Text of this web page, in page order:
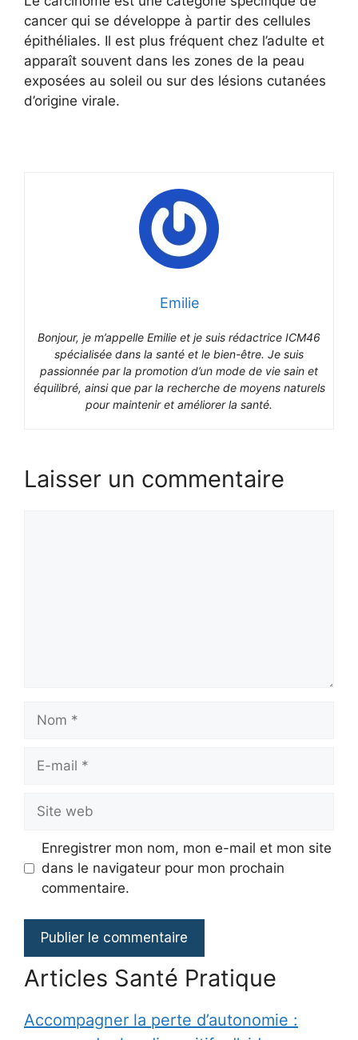
cancer qui se développe à partir des cellules
épithéliales. Il est plus fréquent chez l’adulte et
apparaît souvent dans les zones de la peau
exposées au soleil ou sur des lésions cutanées
d’origine virale.
Emilie
Bonjour, je m’appelle Emilie et je suis rédactrice ICM46
spécialisée dans la santé et le bien-être. Je suis
passionnée par la promotion d’un mode de vie sain et
équilibré, ainsi que par la recherche de moyens naturels
pour maintenir et améliorer la santé.
Laisser un commentaire
Nom
Site
web
Enregistrer mon nom, mon e-mail et mon site
dans le navigateur pour mon prochain
commentaire.
Articles Santé Pratique
Accompagner la perte d’autonomie :